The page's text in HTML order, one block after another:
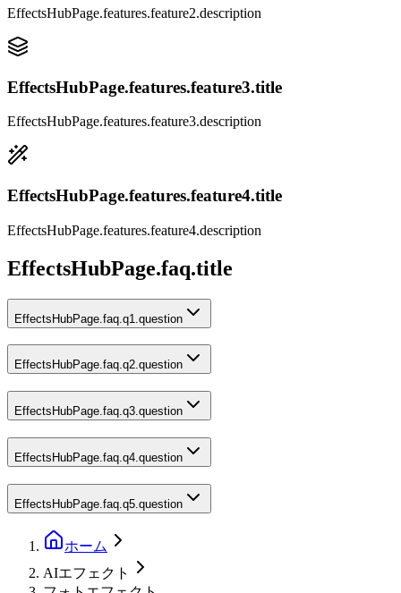
EffectsHubPage.features.feature2.description
EffectsHubPage.features.feature3.title
EffectsHubPage.features.feature3.description
EffectsHubPage.features.feature4.title
EffectsHubPage.features.feature4.description
EffectsHubPage.faq.title
EffectsHubPage.faq.q1.question
EffectsHubPage.faq.q2.question
EffectsHubPage.faq.q3.question
EffectsHubPage.faq.q4.question
EffectsHubPage.faq.q5.question
ホーム
AIエフェクト